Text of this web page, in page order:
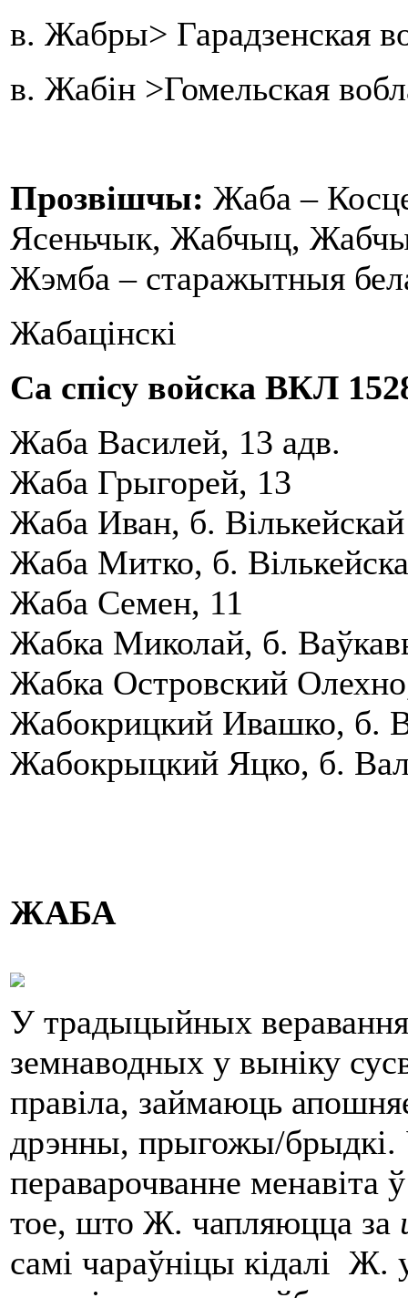
в. Жабры> Гарадзенская
в. Жабін >Гомельская
Прозвішчы: Жаба –
Ясеньчык, Жабчыц,
Жэмба – старажытныя
Жабацінскі
Са спісу войска ВКЛ
Жаба Василей, 13 адв.
Жаба Грыгорей, 13
Жаба Иван, б.
Жаба Митко, б.
Жаба Семен, 11
Жабка Миколай, б.
Жабка Островский
Жабокрицкий Ивашко, б.
Жабокрыцкий Яцко, б.
ЖАБА
У традыцыйных
земнаводных у выніку
правіла, займаюць
дрэнны, прыгожы/брыдкі.
пераварочванне
тое, што Ж. чапляюцца за
самі чараўніцы кідалі Ж.